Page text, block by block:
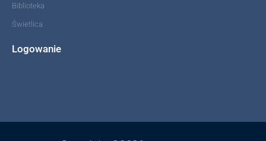
Biblioteka
Świetlica
Logowanie